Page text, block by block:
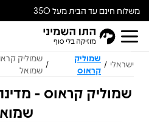
משלוח חינם עד הבית מעל 350
ש״ח
ישראלי / שמוליק
קראוס
/ שמוליק
שמואל
שמוליק קראוס -